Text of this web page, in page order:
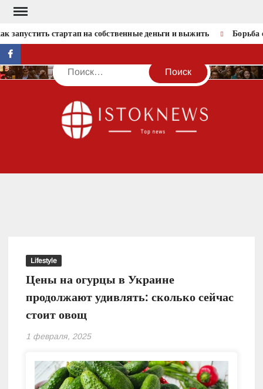
Перейти
содержимому
запустить стартап на собственные деньги и выжить Борьба
facebook
Поиск
Lifestyle
Цены на огурцы в Украине
продолжают удивлять: сколько сейчас
стоит овощ
1 февраля, 2025